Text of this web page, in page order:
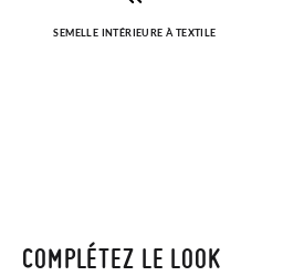
SEMELLE INTÉRIEURE À TEXTILE
COMPLÉTEZ LE LOOK